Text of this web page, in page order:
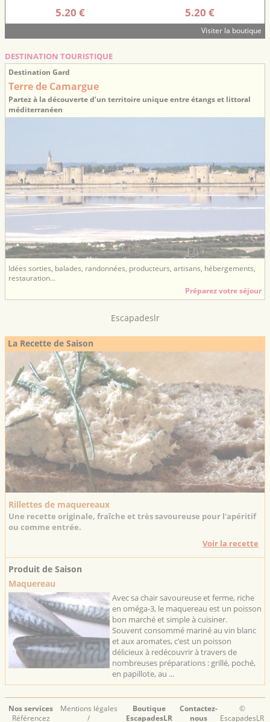
5.20 € 5.20 €
Visiter la boutique
DESTINATION TOURISTIQUE
Destination Gard
Terre de Camargue
Partez à la découverte d’un territoire unique entre étangs et littoral
méditerranéen
Idées sorties, balades, randonnées, producteurs, artisans, hébergements,
restauration...
Préparez votre séjour
Escapadeslr
La Recette de Saison
Rillettes de maquereaux
Une recette originale, fraîche et très savoureuse pour l'apéritif
ou comme entrée.
Voir la recette
Produit de Saison
Maquereau
Avec sa chair savoureuse et ferme, riche
en oméga-3, le maquereau est un poisson
bon marché et simple à cuisiner.
Souvent consommé mariné au vin blanc
et aux aromates, c’est un poisson
délicieux à redécouvrir à travers de
nombreuses préparations : grillé, poché,
en papillote, au ...
Nos services
Référencez
Mentions légales
/
Boutique
EscapadesLR
Contactez-
nous
©
EscapadesLR